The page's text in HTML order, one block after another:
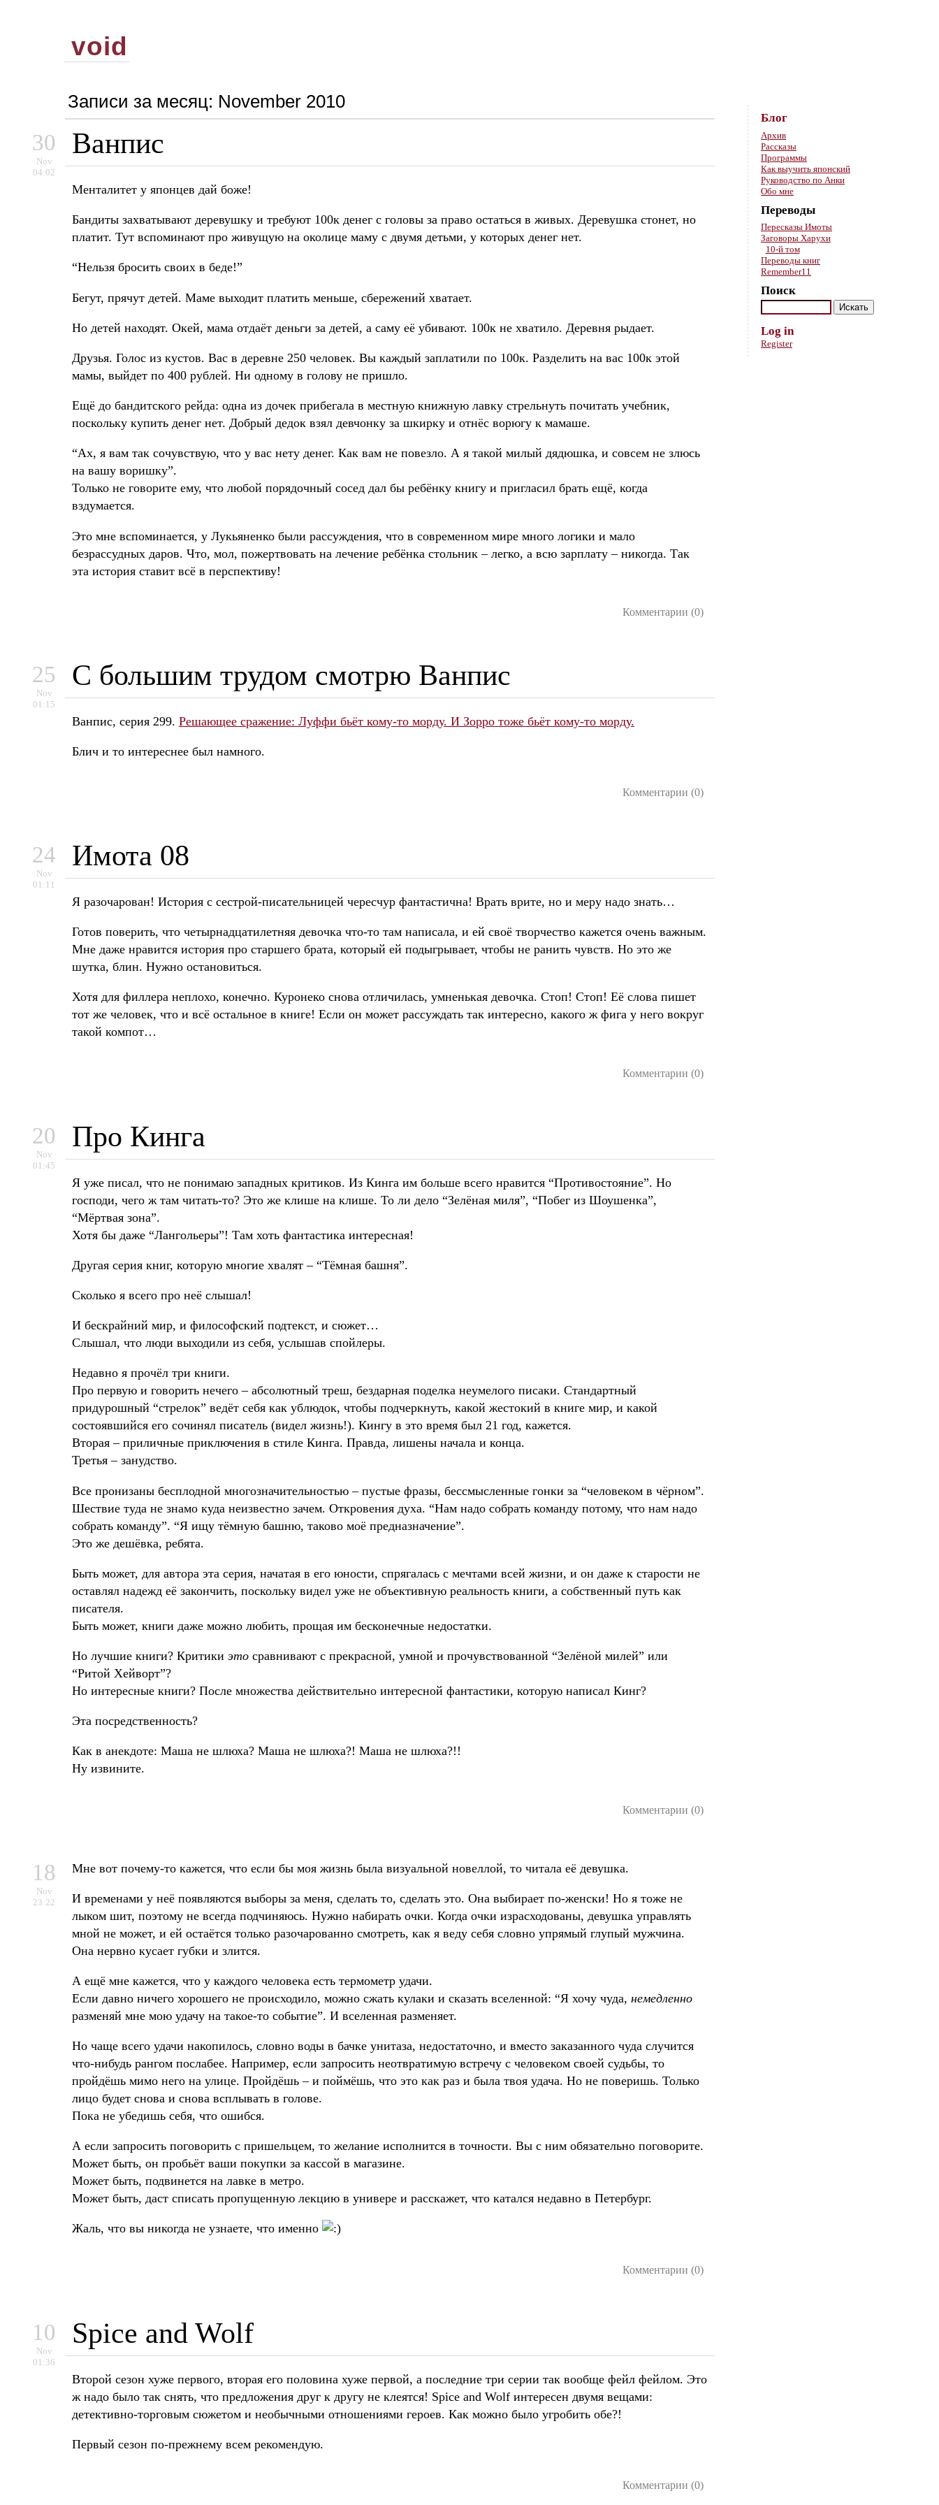
void
Записи за месяц: November 2010
30
Nov
04:02
Ванпис
Менталитет у японцев дай боже!
Бандиты захватывают деревушку и требуют 100к денег с головы за право остаться в живых. Деревушка стонет, но
платит. Тут вспоминают про живущую на околице маму с двумя детьми, у которых денег нет.
“Нельзя бросить своих в беде!”
Бегут, прячут детей. Маме выходит платить меньше, сбережений хватает.
Но детей находят. Окей, мама отдаёт деньги за детей, а саму её убивают. 100к не хватило. Деревня рыдает.
Друзья. Голос из кустов. Вас в деревне 250 человек. Вы каждый заплатили по 100к. Разделить на вас 100к этой
мамы, выйдет по 400 рублей. Ни одному в голову не пришло.
Ещё до бандитского рейда: одна из дочек прибегала в местную книжную лавку стрельнуть почитать учебник,
поскольку купить денег нет. Добрый дедок взял девчонку за шкирку и отнёс ворюгу к мамаше.
“Ах, я вам так сочувствую, что у вас нету денег. Как вам не повезло. А я такой милый дядюшка, и совсем не злюсь
на вашу воришку”.
Только не говорите ему, что любой порядочный сосед дал бы ребёнку книгу и пригласил брать ещё, когда
вздумается.
Это мне вспоминается, у Лукьяненко были рассуждения, что в современном мире много логики и мало
безрассудных даров. Что, мол, пожертвовать на лечение ребёнка стольник – легко, а всю зарплату – никогда. Так
эта история ставит всё в перспективу!
Комментарии (0)
25
Nov
01:15
С большим трудом смотрю Ванпис
Ванпис, серия 299. Решающее сражение: Луффи бьёт кому-то морду. И Зорро тоже бьёт кому-то морду.
Блич и то интереснее был намного.
Комментарии (0)
24
Nov
01:11
Имота 08
Я разочарован! История с сестрой-писательницей чересчур фантастична! Врать врите, но и меру надо знать…
Готов поверить, что четырнадцатилетняя девочка что-то там написала, и ей своё творчество кажется очень важным.
Мне даже нравится история про старшего брата, который ей подыгрывает, чтобы не ранить чувств. Но это же
шутка, блин. Нужно остановиться.
Хотя для филлера неплохо, конечно. Куронеко снова отличилась, умненькая девочка. Стоп! Стоп! Её слова пишет
тот же человек, что и всё остальное в книге! Если он может рассуждать так интересно, какого ж фига у него вокруг
такой компот…
Комментарии (0)
20
Nov
01:45
Про Кинга
Я уже писал, что не понимаю западных критиков. Из Кинга им больше всего нравится “Противостояние”. Но
господи, чего ж там читать-то? Это же клише на клише. То ли дело “Зелёная миля”, “Побег из Шоушенка”,
“Мёртвая зона”.
Хотя бы даже “Лангольеры”! Там хоть фантастика интересная!
Другая серия книг, которую многие хвалят – “Тёмная башня”.
Сколько я всего про неё слышал!
И бескрайний мир, и философский подтекст, и сюжет…
Слышал, что люди выходили из себя, услышав спойлеры.
Недавно я прочёл три книги.
Про первую и говорить нечего – абсолютный треш, бездарная поделка неумелого писаки. Стандартный
придурошный “стрелок” ведёт себя как ублюдок, чтобы подчеркнуть, какой жестокий в книге мир, и какой
состоявшийся его сочинял писатель (видел жизнь!). Кингу в это время был 21 год, кажется.
Вторая – приличные приключения в стиле Кинга. Правда, лишены начала и конца.
Третья – занудство.
Все пронизаны бесплодной многозначительностью – пустые фразы, бессмысленные гонки за “человеком в чёрном”.
Шествие туда не знамо куда неизвестно зачем. Откровения духа. “Нам надо собрать команду потому, что нам надо
собрать команду”. “Я ищу тёмную башню, таково моё предназначение”.
Это же дешёвка, ребята.
Быть может, для автора эта серия, начатая в его юности, спрягалась с мечтами всей жизни, и он даже к старости не
оставлял надежд её закончить, поскольку видел уже не объективную реальность книги, а собственный путь как
писателя.
Быть может, книги даже можно любить, прощая им бесконечные недостатки.
Но лучшие книги? Критики это сравнивают с прекрасной, умной и прочувствованной “Зелёной милей” или
“Ритой Хейворт”?
Но интересные книги? После множества действительно интересной фантастики, которую написал Кинг?
Эта посредственность?
Как в анекдоте: Маша не шлюха? Маша не шлюха?! Маша не шлюха?!!
Ну извините.
Комментарии (0)
18
Nov
23:22
Мне вот почему-то кажется, что если бы моя жизнь была визуальной новеллой, то читала её девушка.
И временами у неё появляются выборы за меня, сделать то, сделать это. Она выбирает по-женски! Но я тоже не
лыком шит, поэтому не всегда подчиняюсь. Нужно набирать очки. Когда очки израсходованы, девушка управлять
мной не может, и ей остаётся только разочарованно смотреть, как я веду себя словно упрямый глупый мужчина.
Она нервно кусает губки и злится.
А ещё мне кажется, что у каждого человека есть термометр удачи.
Если давно ничего хорошего не происходило, можно сжать кулаки и сказать вселенной: “Я хочу чуда, немедленно
разменяй мне мою удачу на такое-то событие”. И вселенная разменяет.
Но чаще всего удачи накопилось, словно воды в бачке унитаза, недостаточно, и вместо заказанного чуда случится
что-нибудь рангом послабее. Например, если запросить неотвратимую встречу с человеком своей судьбы, то
пройдёшь мимо него на улице. Пройдёшь – и поймёшь, что это как раз и была твоя удача. Но не поверишь. Только
лицо будет снова и снова всплывать в голове.
Пока не убедишь себя, что ошибся.
А если запросить поговорить с пришельцем, то желание исполнится в точности. Вы с ним обязательно поговорите.
Может быть, он пробьёт ваши покупки за кассой в магазине.
Может быть, подвинется на лавке в метро.
Может быть, даст списать пропущенную лекцию в универе и расскажет, что катался недавно в Петербург.
Жаль, что вы никогда не узнаете, что именно
Комментарии (0)
10
Nov
01:36
Spice and Wolf
Второй сезон хуже первого, вторая его половина хуже первой, а последние три серии так вообще фейл фейлом. Это
ж надо было так снять, что предложения друг к другу не клеятся! Spice and Wolf интересен двумя вещами:
детективно-торговым сюжетом и необычными отношениями героев. Как можно было угробить обе?!
Первый сезон по-прежнему всем рекомендую.
Комментарии (0)
Блог
Архив
Рассказы
Программы
Как выучить японский
Руководство по Анки
Обо мне
Переводы
Пересказы Имоты
Заговоры Харухи
10-й том
Переводы книг
Remember11
Поиск
Log in
Register